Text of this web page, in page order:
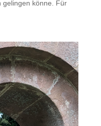
gelingen könne. Für